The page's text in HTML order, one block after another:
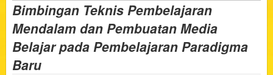
Bimbingan Teknis Pembelajaran
Mendalam dan Pembuatan Media
Belajar pada Pembelajaran Paradigma
Baru